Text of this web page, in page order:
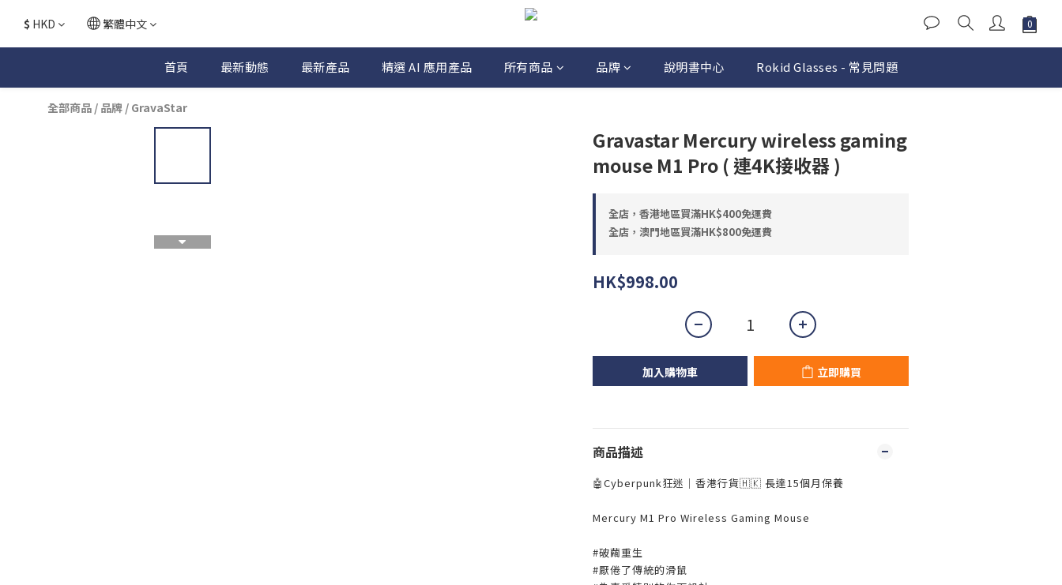
$ HKD 繁體中文
首頁 最新動態 最新產品 精選 AI 應用產品 所有商品 品牌 說明書中心 Rokid Glasses - 常見問題
全部商品 / 品牌 / GravaStar
Gravastar Mercury wireless gaming
mouse M1 Pro ( 連4K接收器 )
全店，香港地區買滿HK$400免運費
全店，澳門地區買滿HK$800免運費
HK$998.00
加入購物車 立即購買
商品描述
🤖Cyberpunk狂迷｜香港行貨🇭🇰 長達15個月保養
Mercury M1 Pro Wireless Gaming Mouse
#破繭重生
#厭倦了傳統的滑鼠